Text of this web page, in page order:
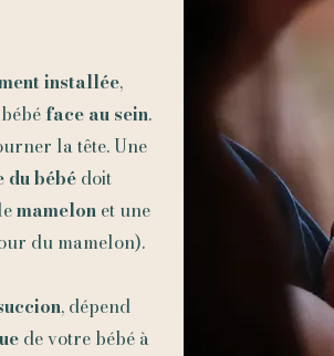
installée,
face au sein.
la tête. Une
du bébédoit
mamelon et une
du mamelon).
, dépend
de votre bébé à